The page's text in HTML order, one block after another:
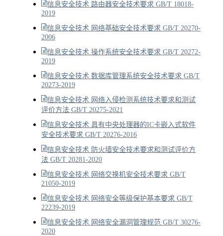
信息安全技术 路由器安全技术要求 GB/T 18018-
2019
信息安全技术 网络基础安全技术要求 GB/T 20270-
2006
信息安全技术 操作系统安全技术要求 GB/T 20272-
2019
信息安全技术 数据库管理系统安全技术要求 GB/T
20273-2019
信息安全技术 网络入侵检测系统技术要求和测试
评价方法 GB/T 20275-2021
信息安全技术 具有中央处理器的IC卡嵌入式软件
安全技术要求 GB/T 20276-2016
信息安全技术 防火墙安全技术要求和测试评价方
法 GB/T 20281-2020
信息安全技术 网络交换机安全技术要求 GB/T
21050-2019
信息安全技术 网络安全等级保护基本要求 GB/T
22239-2019
信息安全技术 网络安全漏洞管理规范 GB/T 30276-
2020